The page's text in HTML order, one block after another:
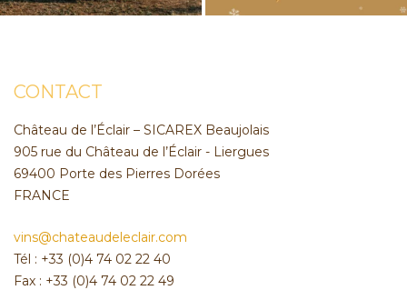
CONTACT
Château de l’Éclair – SICAREX Beaujolais
905 rue du Château de l’Éclair - Liergues
69400 Porte des Pierres Dorées
FRANCE
vins@chateaudeleclair.com
Tél : +33 (0)4 74 02 22 40
Fax : +33 (0)4 74 02 22 49